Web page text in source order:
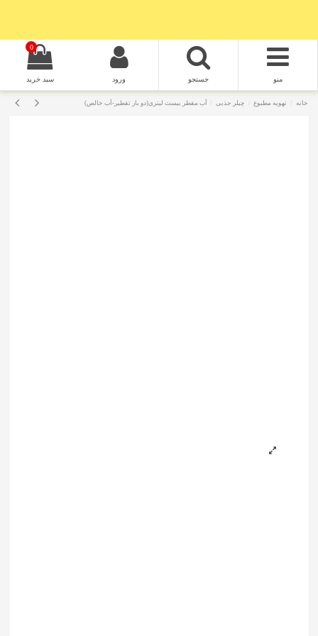
منو جستجو ورود
0
سبد خرید
خانه تهویه مطبوع چیلر جذبی آب مقطر بیست لیتری(دو بار تقطیر-آب خالص)